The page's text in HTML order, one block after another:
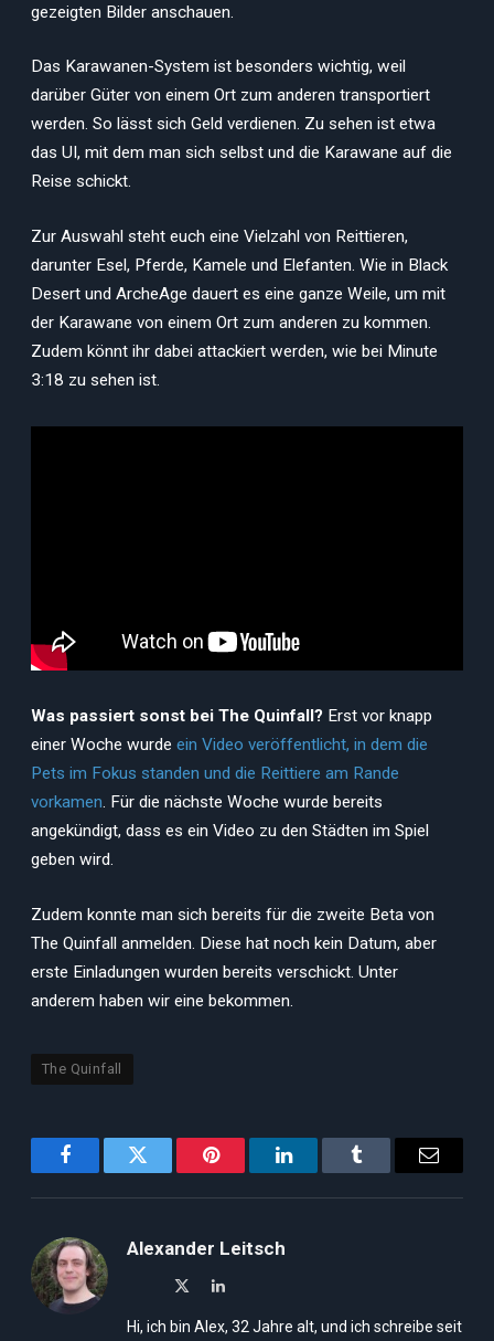
gezeigten Bilder anschauen.
Das Karawanen-System ist besonders wichtig, weil
darüber Güter von einem Ort zum anderen transportiert
werden. So lässt sich Geld verdienen. Zu sehen ist etwa
das UI, mit dem man sich selbst und die Karawane auf die
Reise schickt.
Zur Auswahl steht euch eine Vielzahl von Reittieren,
darunter Esel, Pferde, Kamele und Elefanten. Wie in Black
Desert und ArcheAge dauert es eine ganze Weile, um mit
der Karawane von einem Ort zum anderen zu kommen.
Zudem könnt ihr dabei attackiert werden, wie bei Minute
3:18 zu sehen ist.
Was passiert sonst bei The Quinfall? Erst vor knapp
einer Woche wurde ein Video veröffentlicht, in dem die
Pets im Fokus standen und die Reittiere am Rande
vorkamen. Für die nächste Woche wurde bereits
angekündigt, dass es ein Video zu den Städten im Spiel
geben wird.
Zudem konnte man sich bereits für die zweite Beta von
The Quinfall anmelden. Diese hat noch kein Datum, aber
erste Einladungen wurden bereits verschickt. Unter
anderem haben wir eine bekommen.
The Quinfall
FacebookTwitter PinterestLinkedInTumblr Email
Alexander Leitsch
LinkedIn
Hi, ich bin Alex, 32 Jahre alt, und ich schreibe seit